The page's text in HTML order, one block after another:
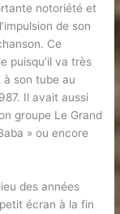
notoriété et
de son
Ce
puisqu’il va très
son tube au
Il avait aussi
groupe Le Grand
» ou encore
des années
écran à la fin